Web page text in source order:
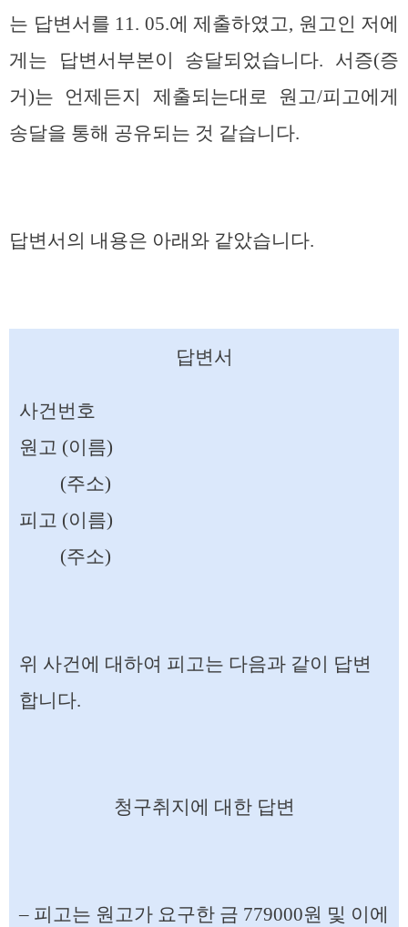
는 답변서를 11. 05.에 제출하였고, 원고인 저에
게는 답변서부본이 송달되었습니다. 서증(증
거)는 언제든지 제출되는대로 원고/피고에게
송달을 통해 공유되는 것 같습니다.
답변서의 내용은 아래와 같았습니다.
답변서
사건번호
원고 (이름)
(주소)
피고 (이름)
(주소)
위 사건에 대하여 피고는 다음과 같이 답변
합니다.
청구취지에 대한 답변
– 피고는 원고가 요구한 금 779000원 및 이에